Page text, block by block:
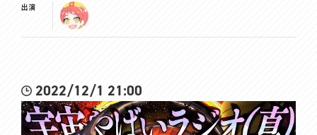
出演
2022/12/1 21:00